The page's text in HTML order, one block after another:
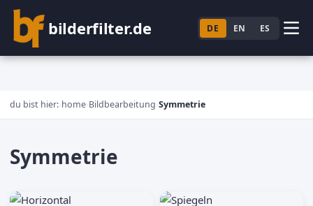
bilderfilter.de DE EN ES
du bist hier: home Bildbearbeitung Symmetrie
Symmetrie